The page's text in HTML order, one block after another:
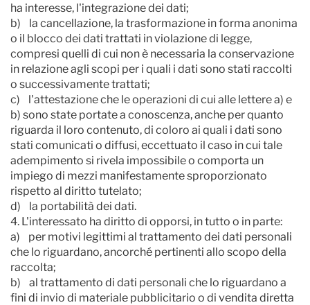
ha interesse, l'integrazione dei dati;
b) la cancellazione, la trasformazione in forma anonima
o il blocco dei dati trattati in violazione di legge,
compresi quelli di cui non è necessaria la conservazione
in relazione agli scopi per i quali i dati sono stati raccolti
o successivamente trattati;
c) l'attestazione che le operazioni di cui alle lettere a) e
b) sono state portate a conoscenza, anche per quanto
riguarda il loro contenuto, di coloro ai quali i dati sono
stati comunicati o diffusi, eccettuato il caso in cui tale
adempimento si rivela impossibile o comporta un
impiego di mezzi manifestamente sproporzionato
rispetto al diritto tutelato;
d) la portabilità dei dati.
4. L'interessato ha diritto di opporsi, in tutto o in parte:
a) per motivi legittimi al trattamento dei dati personali
che lo riguardano, ancorché pertinenti allo scopo della
raccolta;
b) al trattamento di dati personali che lo riguardano a
fini di invio di materiale pubblicitario o di vendita diretta